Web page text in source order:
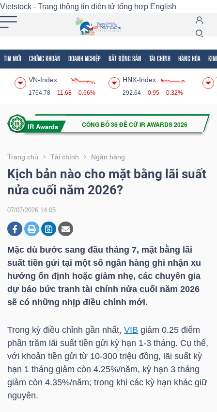
Vietstock - Trang thông tin điện tử tổng hợp English
TIN MỚI CHỨNG KHOÁN DOANH NGHIỆP BẤT ĐỘNG SẢN TÀI CHÍNH HÀNG HÓA
VN-Index
1764.78 -11.68 -0.66%
HNX-Index
292.64 -0.95 -0.32%
Trang chủ Tài chính Ngân hàng
Kịch bản nào cho mặt bằng lãi suất
nửa cuối năm 2026?
07/07/2026 14:05
Mặc dù bước sang đầu tháng 7, mặt bằng lãi
suất tiền gửi tại một số ngân hàng ghi nhận xu
hướng ổn định hoặc giảm nhẹ, các chuyên gia
dự báo bức tranh tài chính nửa cuối năm 2026
sẽ có những nhịp điều chỉnh mới.
Trong kỳ điều chỉnh gần nhất, VIB giảm 0.25 điểm
phần trăm lãi suất tiền gửi kỳ hạn 1-3 tháng. Cụ thể,
với khoản tiền gửi từ 10-300 triệu đồng, lãi suất kỳ
hạn 1 tháng giảm còn 4.25%/năm, kỳ hạn 3 tháng
giảm còn 4.35%/năm; trong khi các kỳ hạn khác giữ
nguyên.
Tất cả Tính năng Ngành Mã chứng khoán
Tính
(-)
VIETSTOCK
CHỨNG
DOANH
NGHIỆP
SẢN
TÀI
CHÍNH